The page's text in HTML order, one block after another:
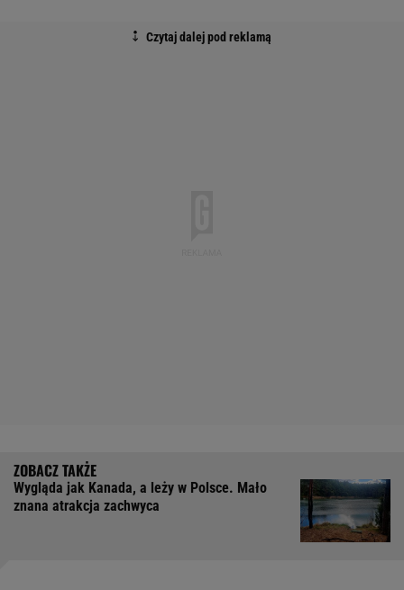
Wygląda jak Kanada, a leży w Polsce. Mało
znana atrakcja zachwyca